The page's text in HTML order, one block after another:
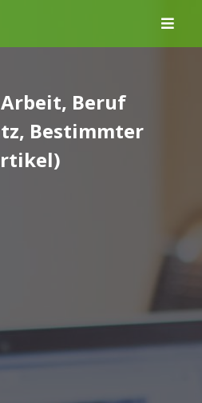
Beruf
Bestimmter